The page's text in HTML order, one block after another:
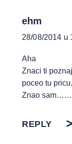
ehm
28/08/2014 u
Aha
Znaci ti
poceo tu pricu.
Znao
REPLY